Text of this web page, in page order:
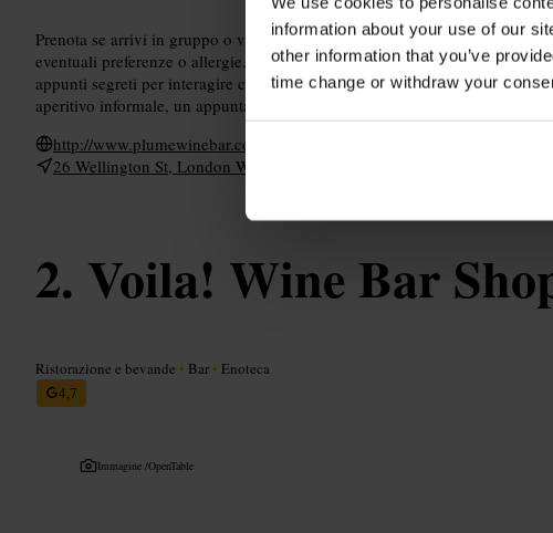
information about your use of our
other information that you’ve
time change or withdraw your
Prenota se arrivi in gruppo o vuoi un tavolo specifico. Chiedi consiglio al
eventuali preferenze o allergie. Per una serata diversa, prova le serate
appunti segreti per interagire con gli altri tavoli, mercoledì letture di
aperitivo informale, un appuntamento o un dopo-lavoro con colleghi.
http://www.plumewinebar.com/menu
26 Wellington St, London WC2E 7DD, UK
Voila! Wine Bar
Ristorazione e bevande • Bar • Enoteca
4,7
Immagine /OpenTable